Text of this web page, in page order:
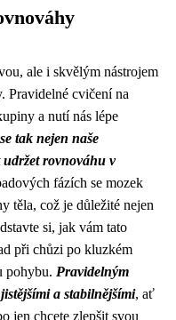
ale i skvělým nástrojem
Pravidelné cvičení na
a nutí nás lépe
tak nejen naše
rovnováhu v
fázích se mozek
těla, což je důležité nejen
si, jak vám tato
při chůzi po kluzkém
pohybu. Pravidelným
a stabilnějšími, ať
jen chcete zlepšit svou